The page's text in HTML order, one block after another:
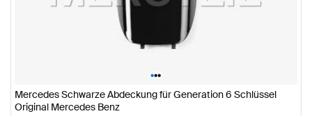
•••
Mercedes Schwarze Abdeckung für Generation 6 Schlüssel
Original Mercedes Benz